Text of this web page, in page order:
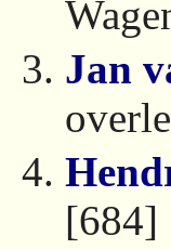
Jan
[684]